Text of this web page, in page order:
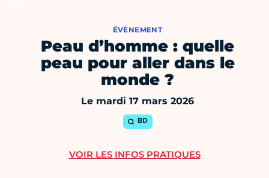
ÉVÈNEMENT
Peau d’homme : quelle
peau pour aller dans le
monde ?
Le mardi 17 mars 2026
BD
VOIR LES INFOS PRATIQUES